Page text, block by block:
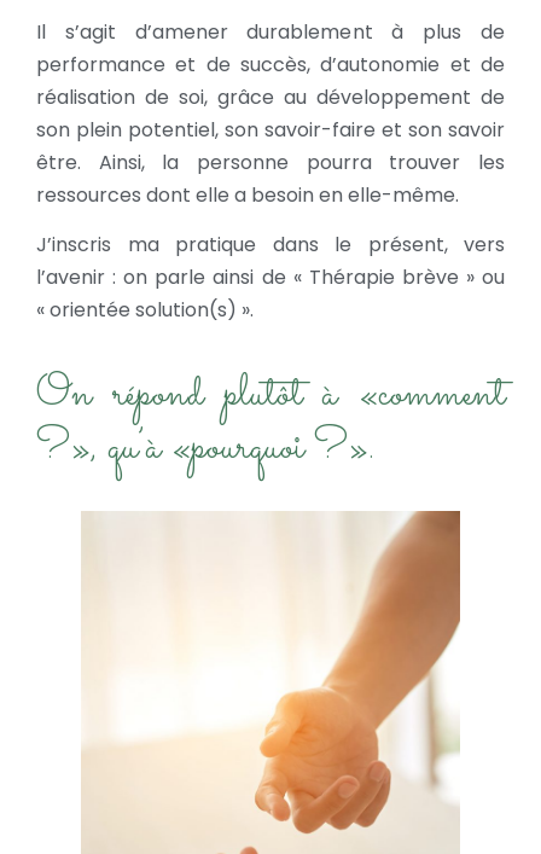
Il s’agit d’amener durablement à plus de
performance et de succès, d’autonomie et de
réalisation de soi, grâce au développement de
son plein potentiel, son savoir-faire et son savoir
être. Ainsi, la personne pourra trouver les
ressources dont elle a besoin en elle-même.
J’inscris ma pratique dans le présent, vers
l’avenir : on parle ainsi de « Thérapie brève » ou
« orientée solution(s) ».
On répond plutôt à «comment
?», qu’à «pourquoi ?».